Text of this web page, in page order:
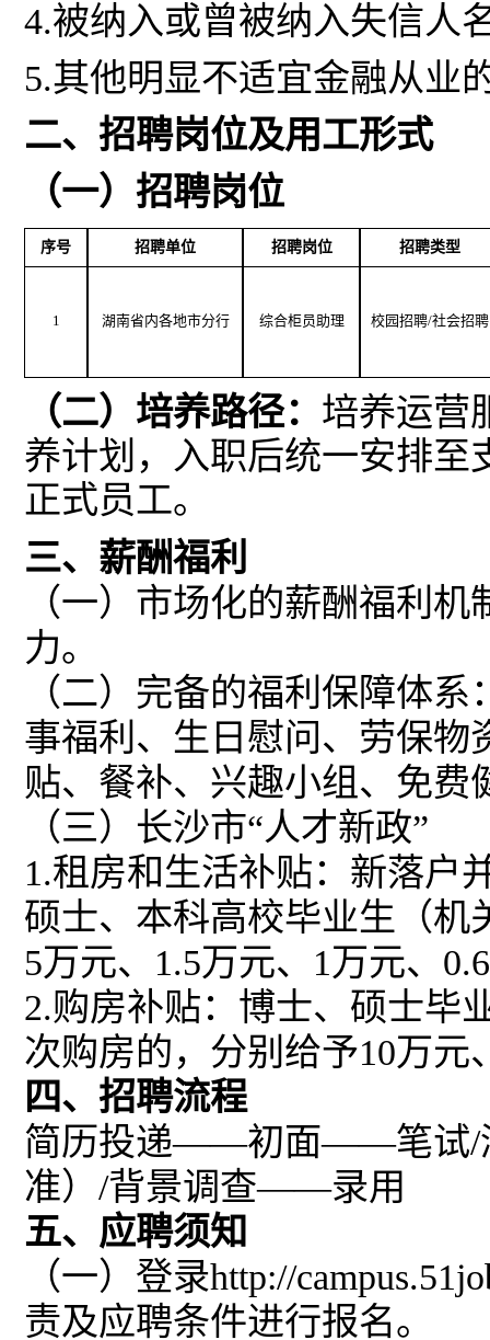
4.被纳入或曾被纳入失信人
5.其他明显不适宜金融从业
二、招聘岗位及用工形式
（一）招聘岗位
序号 招聘单位 招聘岗位 招聘类型
1 湖南省内各地市分行 综合柜员助理 校园招聘/社会招聘
（二）培养路径： 培养运营
养计划，入职后统一安排至
正式员工。
三、薪酬福利
（一）市场化的薪酬福利
力。
（二）完备的福利保障体
事福利、生日慰问、劳保物
贴、餐补、兴趣小组、免费
（三）长沙市“人才新政”
1.租房和生活补贴：新落户
硕士、本科高校毕业生（机
5万元、1.5万元、1万元、
2.购房补贴：博士、硕士毕
次购房的，分别给予10万元
四、招聘流程
简历投递——初面——笔试/
准）/背景调查——录用
五、应聘须知
（一）登录http://
责及应聘条件进行报名。